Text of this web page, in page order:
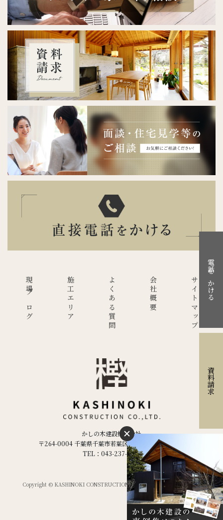
現場ブログ 施工エリア よくある質問 会社概要 サイトマップ
かしの木建設株式会社
〒264-0004 千葉県千葉市若葉区千城台西２丁目２−５
TEL：043-237-1886
Copyright © KASHINOKI CONSTRUCTION Co.ltd,. All Rights Reserved.
電話をかける
資料請求